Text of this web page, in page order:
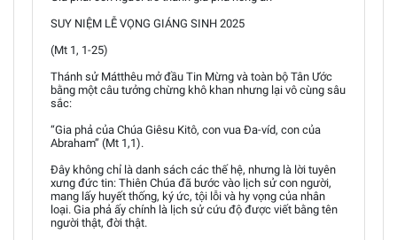
SUY NIỆM LỄ VỌNG GIÁNG SINH 2025
(Mt 1, 1-25)
Thánh sử Mátthêu mở đầu Tin Mừng và toàn bộ Tân Ước
bằng một câu tưởng chừng khô khan nhưng lại vô cùng sâu
sắc:
“Gia phả của Chúa Giêsu Kitô, con vua Đa-víd, con của
Abraham” (Mt 1,1).
Đây không chỉ là danh sách các thế hệ, nhưng là lời tuyên
xưng đức tin: Thiên Chúa đã bước vào lịch sử con người,
mang lấy huyết thống, ký ức, tội lỗi và hy vọng của nhân
loại. Gia phả ấy chính là lịch sử cứu độ được viết bằng tên
người thật, đời thật.